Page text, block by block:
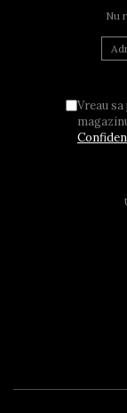
Nu
Vreau